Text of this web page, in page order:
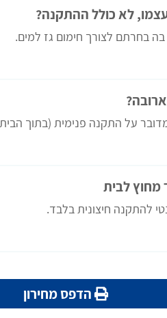
לא כולל ההתקנה?
בחרתם לצורך חימום גז למים.
על התקנה פנימית (בתוך
מחוץ לבית
להתקנה חיצונית בלבד.
הדפס מחירון